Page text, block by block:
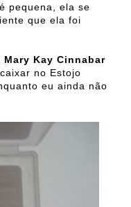
pequena, ela se
que ela foi
Mary Kay Cinnabar
no Estojo
eu ainda não